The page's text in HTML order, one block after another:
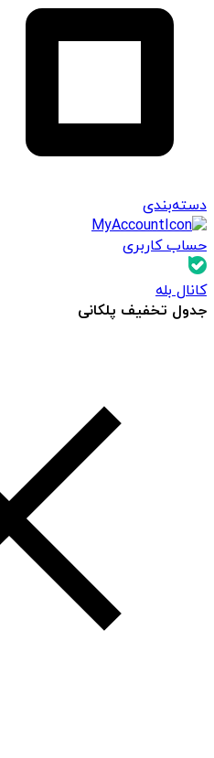
دسته‌بندی
حساب کاربری
کانال بله
جدول تخفیف پلکانی